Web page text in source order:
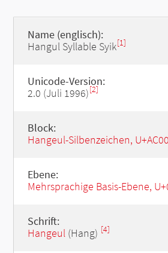
Name (englisch):
Hangul Syllable Syik[1]
Unicode-Version:
2.0 (Juli 1996)[2]
Block:
Hangeul-Silbenzeichen,
Ebene:
Mehrsprachige Basis-Ebene,
Schrift:
Hangeul(Hang) [4]